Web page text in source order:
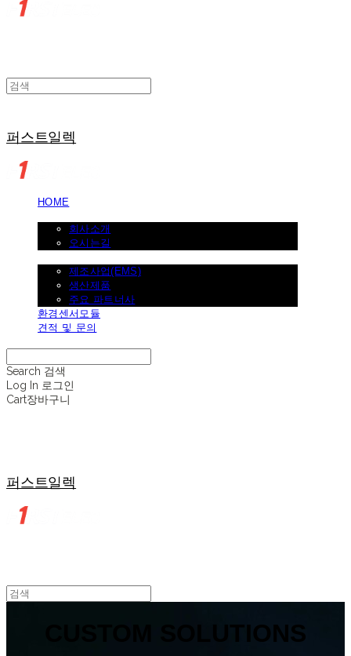
퍼스트일렉
HOME
회사소개
오시는길
제조사업(EMS)
생산제품
주요 파트너사
환경센서모듈
견적 및 문의
Search 검색
Log In 로그인
Cart장바구니
퍼스트일렉
CUSTOM SOLUTIONS